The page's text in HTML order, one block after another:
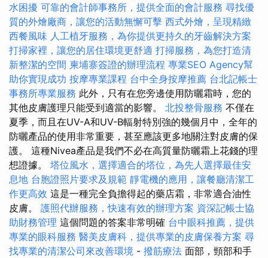
水困擾 可靠的會計師事務所，提供全面的會計服務 尋找優
質的外燴廠商，讓您的活動無懈可擊 西式外燴，呈現精緻
西餐風味 人工植牙服務，為你提供更持久的牙齒解決方案
打掃家裡，讓您的居住環境更舒適 打掃服務，為您打造清
新整潔的空間 柬埔寨簽證的辦理流程 專業SEO Agency幫
助你實現成功 按摩專業課程 台中全身按摩推薦 台北記帳士
事務所專業服務 此外，只有在您旁邊使用防曬霜時，您的
其他皮膚護理只能受到適當的影響。 北投整骨服務 不僅在
夏季，而且在UV-A和UV-B輻射特別強的幾個月中，全年的
防曬產品的使用非常重要，甚至應該更多地關注對皮膚的保
護。 這種Nivea產品是我們不必在高質量防曬霜上花錢的理
想證據。 塔位風水，選擇適合的塔位，為先人選擇最佳安
息地 台胞證照片要求及規範 靜電機的應用，讓餐廳清潔工
作更高效 這是一種完全負擔得起的藥店霜，非常適合油性
皮膚。 護照代辦服務，快速有效的辦理方案 資深記帳士協
助財務管理 這個問題的答案非常明確 台中眼科推薦，提供
專業的眼科服務 醫美皮膚科，提供專業的皮膚保養方案 尋
找專業的清潔公司來改善環境 - 撥筋療法 面部，頸部和手